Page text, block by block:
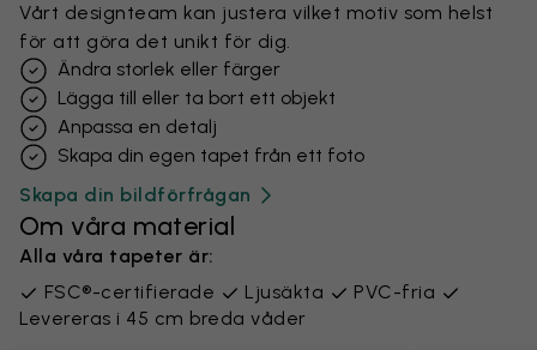
Vårt designteam kan justera vilket motiv som helst
för att göra det unikt för dig.
Ändra storlek eller färger
Lägga till eller ta bort ett objekt
Anpassa en detalj
Skapa din egen tapet från ett foto
Skapa din bildförfrågan
Om våra material
Alla våra tapeter är:
FSC®-certifierade
Ljusäkta
PVC-fria
Levereras i 45 cm breda våder